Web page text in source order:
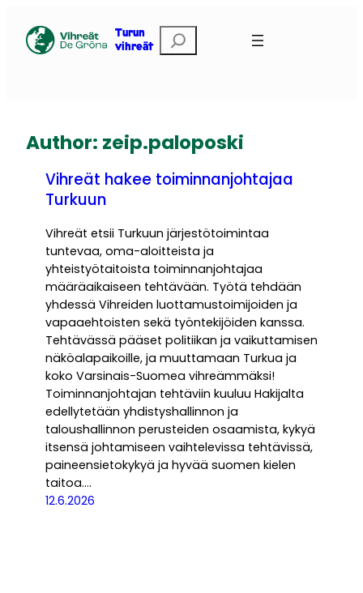
content
Turun
vihreät
Etsi
Author: zeip.paloposki
Vihreät hakee toiminnan­joh­tajaa
Turkuun
Vihreät etsii Turkuun järjestötoimintaa
tuntevaa, oma-aloitteista ja
yhteistyötaitoista toiminnanjohtajaa
määräaikaiseen tehtävään. Työtä tehdään
yhdessä Vihreiden luottamustoimijoiden ja
vapaaehtoisten sekä työntekijöiden kanssa.
Tehtävässä pääset politiikan ja vaikuttamisen
näköalapaikoille, ja muuttamaan Turkua ja
koko Varsinais-Suomea vihreämmäksi!
Toiminnanjohtajan tehtäviin kuuluu Hakijalta
edellytetään yhdistyshallinnon ja
taloushallinnon perusteiden osaamista, kykyä
itsensä johtamiseen vaihtelevissa tehtävissä,
paineensietokykyä ja hyvää suomen kielen
taitoa.…
12.6.2026